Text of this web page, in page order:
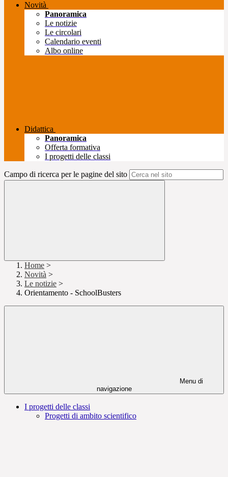
Novità
Panoramica
Le notizie
Le circolari
Calendario eventi
Albo online
Didattica
Panoramica
Offerta formativa
I progetti delle classi
Campo di ricerca per le pagine del sito
Home >
Novità >
Le notizie >
Orientamento - SchoolBusters
Menu di
navigazione
I progetti delle classi
Progetti di ambito scientifico